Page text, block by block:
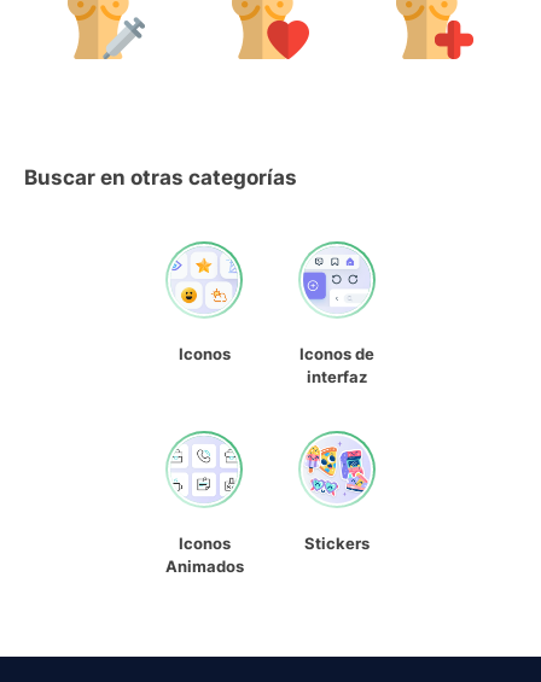
Buscar en otras categorías
Iconos
Iconos de
interfaz
Iconos
Animados
Stickers